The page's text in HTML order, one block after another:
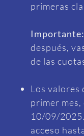
primeras
Importante:
después,
de las
Los valores
primer mes,
10/09/
acceso